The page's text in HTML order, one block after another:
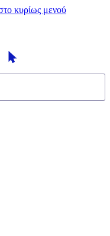
κυρίως μενού